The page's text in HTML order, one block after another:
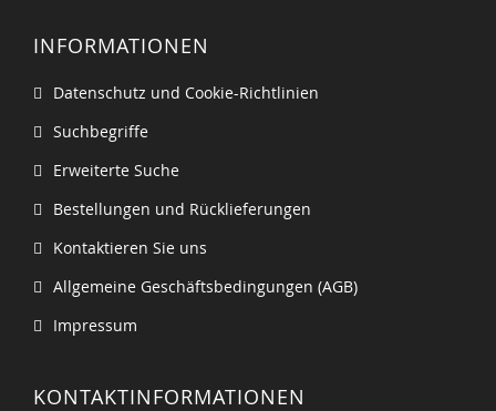
INFORMATIONEN
Datenschutz und Cookie-Richtlinien
Suchbegriffe
Erweiterte Suche
Bestellungen und Rücklieferungen
Kontaktieren Sie uns
Allgemeine Geschäftsbedingungen (AGB)
Impressum
KONTAKTINFORMATIONEN